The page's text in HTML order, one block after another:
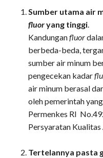
Sumber utama air
fluoryang tinggi.
Kandunganfluor
berbeda-beda,
sumber air minum
pengecekan kadar
air minum berasal
oleh pemerintah
Permenkes RI
Persyaratan
Tertelannya pasta